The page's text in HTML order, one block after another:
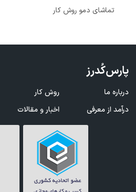
تماشای دمو روش کار
پارس‌کُدرز
درباره ما روش کار
درآمد از معرفی
اخبار و مقالات